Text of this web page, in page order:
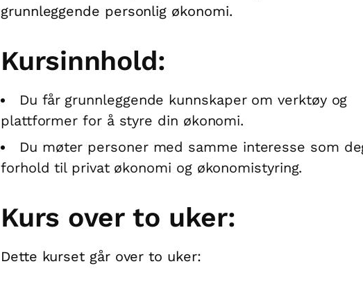
grunnleggende personlig økonomi.
Kursinnhold:
Du får grunnleggende kunnskaper om verktøy og
plattformer for å styre din økonomi.
Du møter personer med samme interesse som
forhold til privat økonomi og økonomistyring.
Kurs over to uker:
Dette kurset går over to uker: